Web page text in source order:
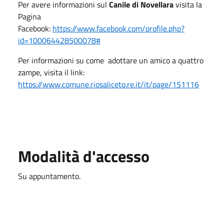
Per avere informazioni sul Canile di Novellaravisita la
Pagina
Facebook: https://www.facebook.com/profile.php?
id=100064428500078#
Per informazioni su come adottare un amico a quattro
zampe, visita il link:
https://www.comune.riosaliceto.re.it/it/page/151116
Modalità d'accesso
Su appuntamento.